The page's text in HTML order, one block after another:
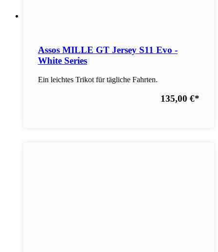
Assos MILLE GT Jersey S11 Evo -
White Series
Ein leichtes Trikot für tägliche Fahrten.
135,00 €*